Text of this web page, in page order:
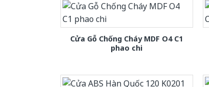
Cửa Gỗ Chống Cháy MDF O4 C1
phao chi